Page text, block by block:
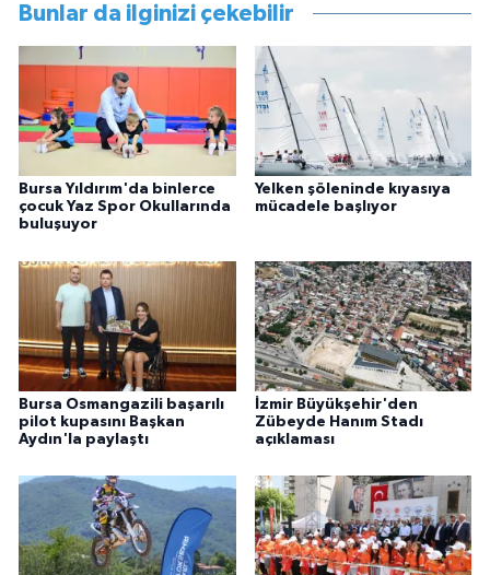
Bunlar da ilginizi çekebilir
Bursa Yıldırım'da binlerce
çocuk Yaz Spor Okullarında
buluşuyor
Yelken şöleninde kıyasıya
mücadele başlıyor
Bursa Osmangazili başarılı
pilot kupasını Başkan
Aydın'la paylaştı
İzmir Büyükşehir'den
Zübeyde Hanım Stadı
açıklaması